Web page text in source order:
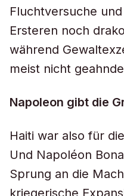
Fluchtversuche
Ersteren noch
während
meist nicht
Napoleon gibt die
Haiti war also für
Und Napoléon
Sprung an die
kriegerische